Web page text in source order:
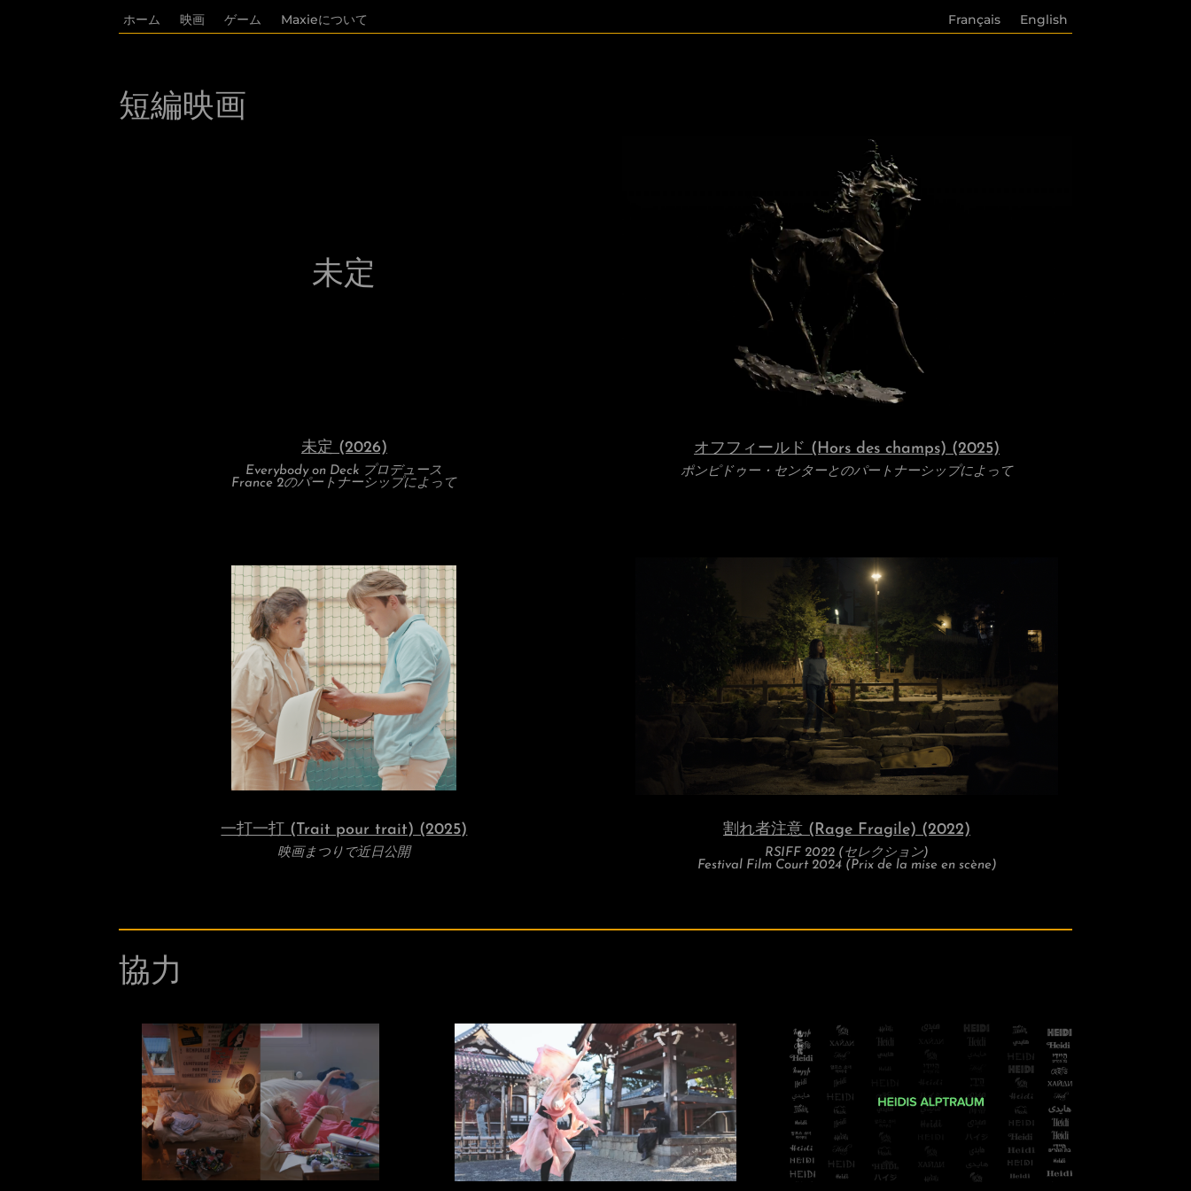
ホーム 映画 ゲーム Maxieについて Français English
短編映画
未定
未定 (2026)
Everybody on Deck プロデュース
France 2のパートナーシップによって
オフフィールド (Hors des champs) (2025)
ポンピドゥー・センターとのパートナーシップによって
一打一打 (Trait pour trait) (2025)
映画まつりで近日公開
割れ者注意 (Rage Fragile) (2022)
RSIFF 2022 (セレクション)
Festival Film Court 2024 (Prix de la mise en scène)
協力